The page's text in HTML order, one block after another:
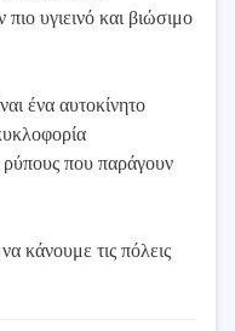
υγιεινό και βιώσιμο
ένα αυτοκίνητο
ρύπους που παράγουν
κάνουμε τις πόλεις